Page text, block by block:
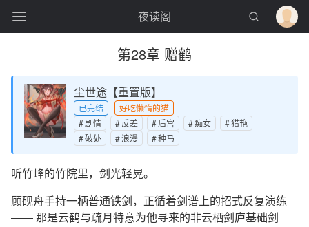
夜读阁
第28章 赠鹤
尘世途【重置版】
已完结
好吃懒惰的猫
剧情
反差 后宫 痴女
猎艳
破处
浪漫 种马
听竹峰的竹院里，剑光轻晃。
顾砚舟手持一柄普通铁剑，正循着剑谱上的招式反复演练
—— 那是云鹤与疏月特意为他寻来的非云栖剑庐基础剑